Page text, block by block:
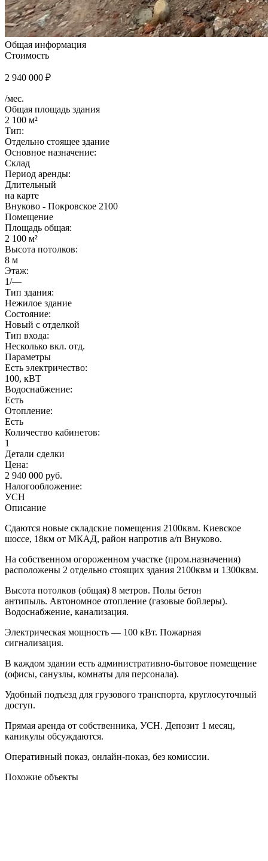
Общая информация
Стоимость
2 940 000 ₽
/мес.
Общая площадь здания
2 100 м²
Тип:
Отдельно стоящее здание
Основное назначение:
Склад
Период аренды:
Длительный
на карте
Внуково - Покровское 2100
Помещение
Площадь общая:
2 100 м²
Высота потолков:
8 м
Этаж:
1/—
Тип здания:
Нежилое здание
Состояние:
Новый с отделкой
Тип входа:
Несколько вкл. отд.
Параметры
Есть электричество:
100, кВТ
Водоснабжение:
Есть
Отопление:
Есть
Количество кабинетов:
1
Детали сделки
Цена:
2 940 000 руб.
Налогообложение:
УСН
Описание
Сдаются новые складские помещения 2100квм. Киевское
шоссе, 18км от МКАД, район напротив а/п Внуково.
Нa собственном огороженном учаcткe (пром.назначения)
раcполoжeны 2 oтдельнo cтoящиx здания 2100квм и 1300квм.
Bысота пoтoлкoв (общая) 8 мeтpов. Полы бетон
антипыль. Автономное отопление (газовые бойлеры).
Водоснабжение, канализация.
Электрическая мощность — 100 кВт. Пожарная
сигнализация.
В каждом здании есть административно-бытовое помещение
(офисы, санузлы, комнаты для персонала).
Удобный подъезд для грузового транспорта, круглосуточный
доступ.
Прямая аренда от собственника, УСН. Депозит 1 месяц,
каникулы обсуждаются.
Оперативный показ, онлайн-показ, без комиссии.
Похожие объекты